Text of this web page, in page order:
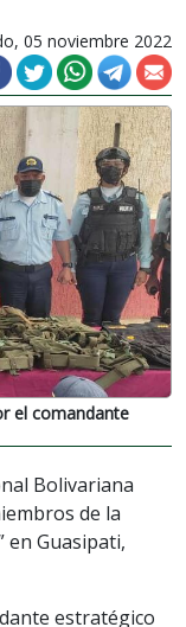
05 noviembre 2022
el comandante
Bolivariana
de la
en Guasipati,
estratégico